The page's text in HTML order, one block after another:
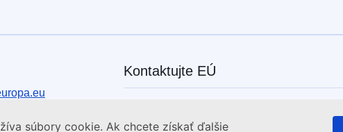
súbory cookie. Ak chcete získať ďalšie
Kontaktujte EÚ
Iné spôsoby, ako nás kontaktovať telefonicky